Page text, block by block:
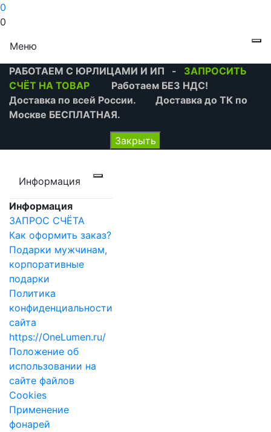
0
0
Меню
РАБОТАЕМ С ЮРЛИЦАМИ И ИП - ЗАПРОСИТЬ
СЧЁТ НА ТОВАР Работаем БЕЗ НДС!
Доставка по всей России. Доставка до ТК по
Москве БЕСПЛАТНАЯ.
Закрыть
Информация
Информация
ЗАПРОС СЧЁТА
Как оформить заказ?
Подарки мужчинам,
корпоративные
подарки
Политика
конфиденциальности
сайта
https://OneLumen.ru/
Положение об
использовании на
сайте файлов
Cookies
Применение
фонарей